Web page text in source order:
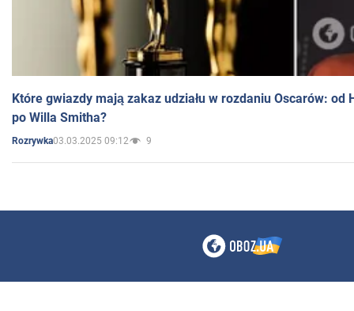
Które gwiazdy mają zakaz udziału w rozdaniu Oscarów: od
po Willa Smitha?
Rozrywka03.03.2025 09:12 9